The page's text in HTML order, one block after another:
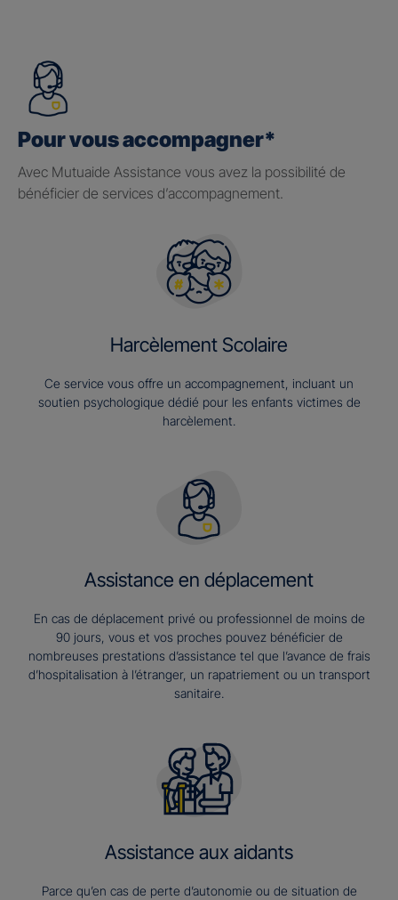
Pour vous accompagner*
Avec Mutuaide Assistance vous avez la possibilité de
bénéficier de services d’accompagnement.
Harcèlement Scolaire
Ce service vous offre un accompagnement, incluant un
soutien psychologique dédié pour les enfants victimes de
harcèlement.
Assistance en déplacement
En cas de déplacement privé ou professionnel de moins de
90 jours, vous et vos proches pouvez bénéficier de
nombreuses prestations d’assistance tel que l’avance de frais
d’hospitalisation à l’étranger, un rapatriement ou un transport
sanitaire.
Assistance aux aidants
Parce qu’en cas de perte d’autonomie ou de situation de